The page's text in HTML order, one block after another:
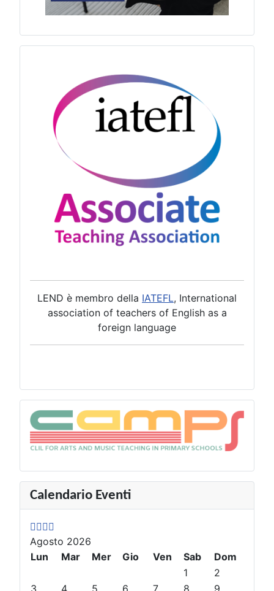
LEND è membro della IATEFL, International
association of teachers of English as a
foreign language
Calendario Eventi
A
n
n
o
P
r
c
M
e
s
e
P
r
A
n
n
o
s
u
M
e
s
e
s
Agosto 2026
Lun
Mar Mer Gio Ven Sab
Dom
1
2